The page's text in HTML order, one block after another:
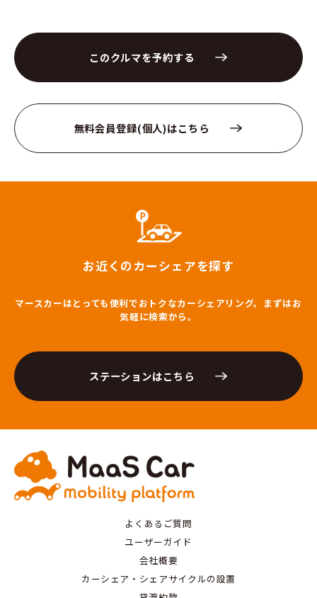
このクルマを予約する
無料会員登録(個人)はこちら
お近くのカーシェアを探す
マースカーはとっても便利でおトクなカーシェアリング。まずはお
気軽に検索から。
ステーションはこちら
よくあるご質問
ユーザーガイド
会社概要
カーシェア・シェアサイクルの設置